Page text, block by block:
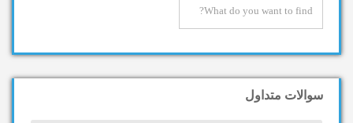
سوالات متداول